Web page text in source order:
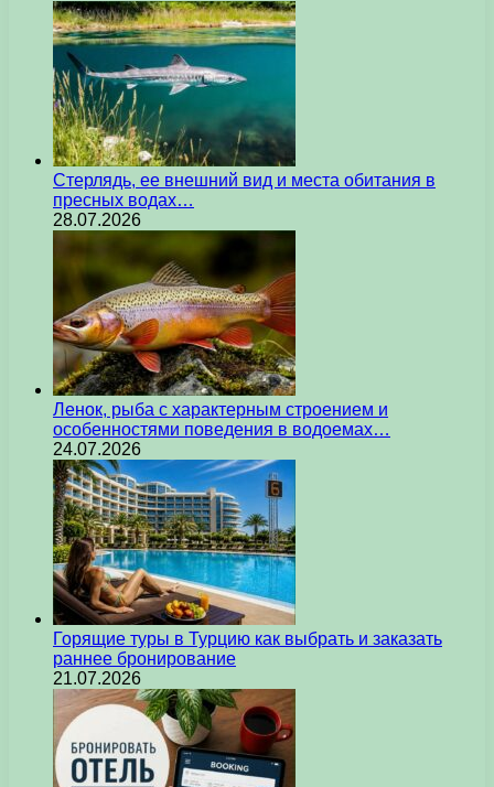
Стерлядь, ее внешний вид и места обитания в
пресных водах…
28.07.2026
Ленок, рыба с характерным строением и
особенностями поведения в водоемах…
24.07.2026
Горящие туры в Турцию как выбрать и заказать
раннее бронирование
21.07.2026